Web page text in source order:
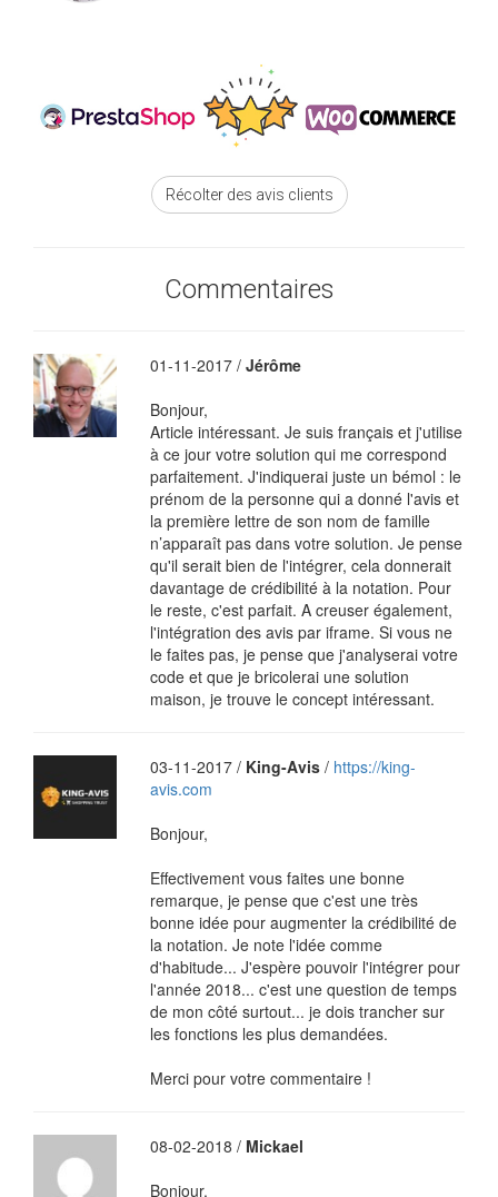
Récolter des avis clients
Commentaires
01-11-2017 / Jérôme
Bonjour,
Article intéressant. Je suis français et j'utilise
à ce jour votre solution qui me correspond
parfaitement. J'indiquerai juste un bémol : le
prénom de la personne qui a donné l'avis et
la première lettre de son nom de famille
n’apparaît pas dans votre solution. Je pense
qu'il serait bien de l'intégrer, cela donnerait
davantage de crédibilité à la notation. Pour
le reste, c'est parfait. A creuser également,
l'intégration des avis par iframe. Si vous ne
le faites pas, je pense que j'analyserai votre
code et que je bricolerai une solution
maison, je trouve le concept intéressant.
03-11-2017 / King-Avis/ https://king-
avis.com
Bonjour,
Effectivement vous faites une bonne
remarque, je pense que c'est une très
bonne idée pour augmenter la crédibilité de
la notation. Je note l'idée comme
d'habitude... J'espère pouvoir l'intégrer pour
l'année 2018... c'est une question de temps
de mon côté surtout... je dois trancher sur
les fonctions les plus demandées.
Merci pour votre commentaire !
08-02-2018 / Mickael
Bonjour,